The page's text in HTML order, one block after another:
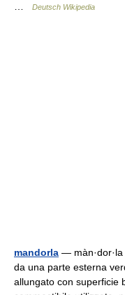
Deutsch Wikipedia
mandorla —
da una parte esterna
allungato con superficie